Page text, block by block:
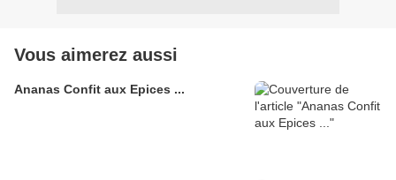
Vous aimerez aussi
Ananas Confit aux Epices ...